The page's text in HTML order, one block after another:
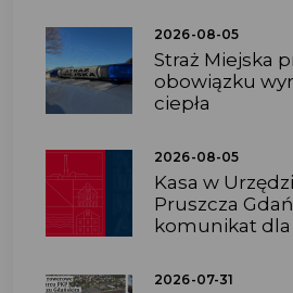
2026-08-05
Straż Miejska
obowiązku
ciepła
2026-08-05
Kasa w
Pruszcza
komunikat
2026-07-31